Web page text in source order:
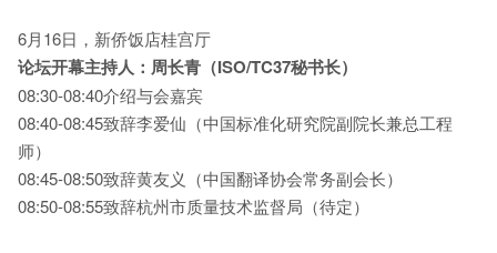
6月16日，新侨饭店桂宫厅
论坛开幕主持人：周长青（ISO/TC37秘书长）
08:30-08:40介绍与会嘉宾
08:40-08:45致辞李爱仙（中国标准化研究院副院长兼总工程
师）
08:45-08:50致辞黄友义（中国翻译协会常务副会长）
08:50-08:55致辞杭州市质量技术监督局（待定）